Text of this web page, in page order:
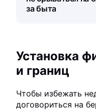
за быта
Установка
и границ
Чтобы избежать
договориться на